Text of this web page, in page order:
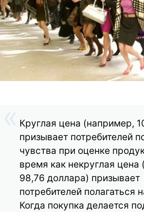
Круглая цена (например,
призывает потребителей
чувства при оценке
время как некруглая цена
98,76 доллара) призывает
потребителей полагаться
Когда покупка делается